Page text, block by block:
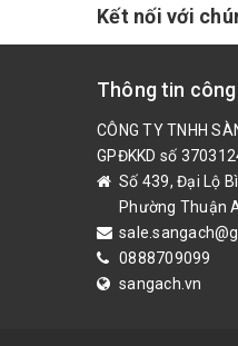
Kết nối với
Thông tin
CÔNG TY TNHH
GPĐKKD số
Số 439, Đại Lộ
Phường Thuận
0888709099
sangach.vn